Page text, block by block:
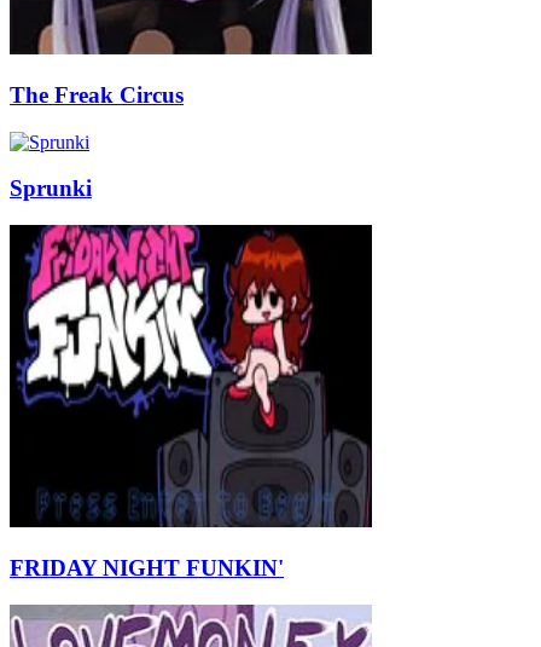
The Freak Circus
Sprunki
FRIDAY NIGHT FUNKIN'